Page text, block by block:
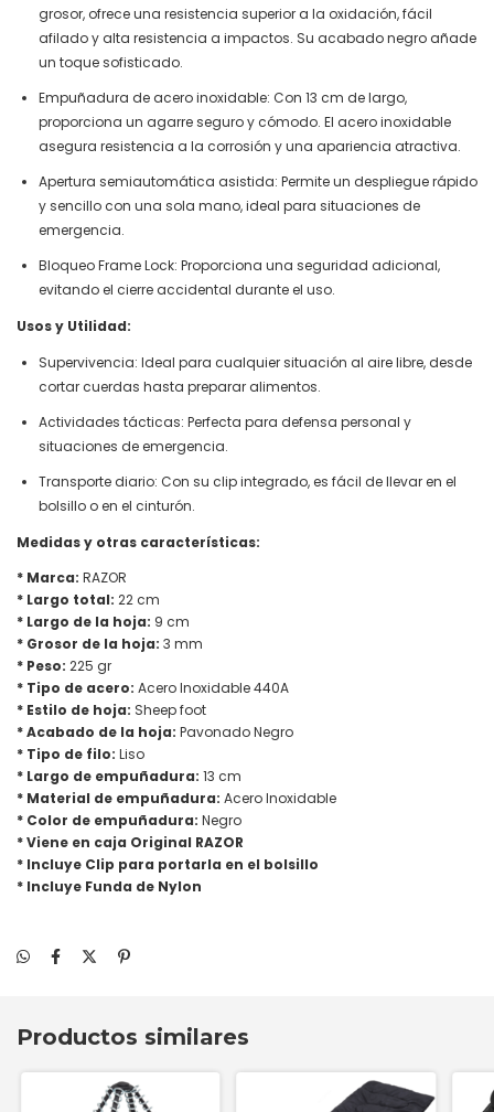
grosor, ofrece una resistencia superior a la oxidación, fácil
afilado y alta resistencia a impactos. Su acabado negro añade
un toque sofisticado.
Empuñadura de acero inoxidable: Con 13 cm de largo,
proporciona un agarre seguro y cómodo. El acero inoxidable
asegura resistencia a la corrosión y una apariencia atractiva.
Apertura semiautomática asistida: Permite un despliegue rápido
y sencillo con una sola mano, ideal para situaciones de
emergencia.
Bloqueo Frame Lock: Proporciona una seguridad adicional,
evitando el cierre accidental durante el uso.
Usos y Utilidad:
Supervivencia: Ideal para cualquier situación al aire libre, desde
cortar cuerdas hasta preparar alimentos.
Actividades tácticas: Perfecta para defensa personal y
situaciones de emergencia.
Transporte diario: Con su clip integrado, es fácil de llevar en el
bolsillo o en el cinturón.
Medidas y otras características:
* Marca: RAZOR
* Largo total: 22 cm
* Largo de la hoja: 9 cm
* Grosor de la hoja: 3 mm
* Peso: 225 gr
* Tipo de acero: Acero Inoxidable 440A
* Estilo de hoja: Sheep foot
* Acabado de la hoja: Pavonado Negro
* Tipo de filo: Liso
* Largo de empuñadura: 13 cm
* Material de empuñadura: Acero Inoxidable
* Color de empuñadura: Negro
* Viene en caja Original RAZOR
* Incluye Clip para portarla en el bolsillo
* Incluye Funda de Nylon
Productos similares